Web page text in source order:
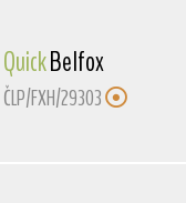
QuickBelfox
ČLP/FXH/29303